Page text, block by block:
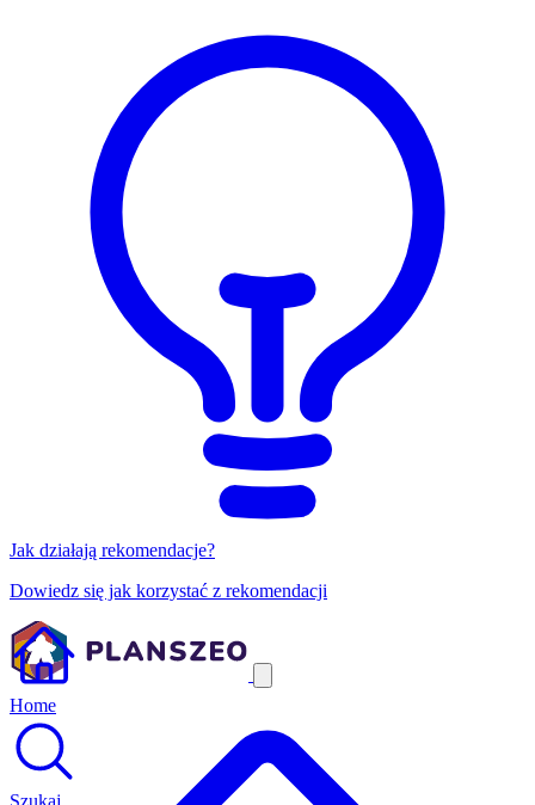
Jak działają rekomendacje?
Dowiedz się jak korzystać z rekomendacji
Home
Szukaj